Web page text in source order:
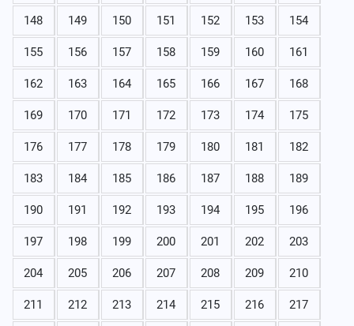
148 149 150 151 152 153 154
155 156 157 158 159 160 161
162 163 164 165 166 167 168
169 170 171 172 173 174 175
176 177 178 179 180 181 182
183 184 185 186 187 188 189
190 191 192 193 194 195 196
197 198 199 200 201 202 203
204 205 206 207 208 209 210
211 212 213 214 215 216 217